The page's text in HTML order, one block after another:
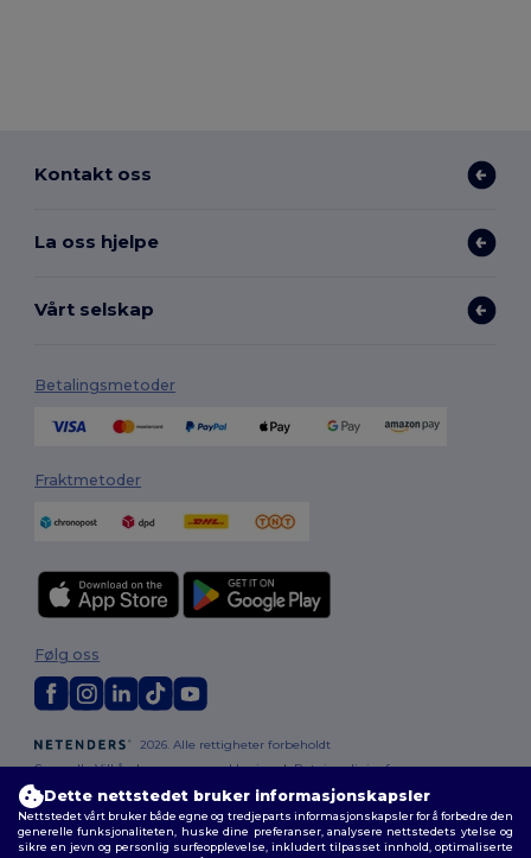
Kontakt oss
La oss hjelpe
Vårt selskap
Betalingsmetoder
Fraktmetoder
2026. Alle rettigheter forbeholdt
Generelle Vilkår|personvernerklæring|Retningslinjer for
informasjonskapsler
Nettstedsoversikt
Følg oss
Dette nettstedet bruker informasjonskapsler
Nettstedet vårt bruker både egne og tredjeparts informasjonskapsler for å forbedre den
generelle funksjonaliteten, huske dine preferanser, analysere nettstedets ytelse og
sikre en jevn og personlig surfeopplevelse, inkludert tilpasset innhold, optimaliserte